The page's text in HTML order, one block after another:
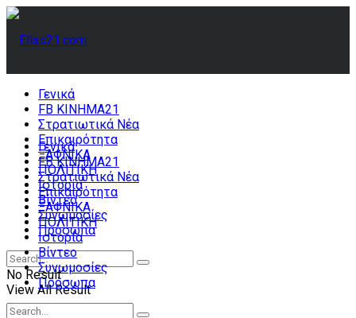
Γενικά
FB ΚΙΝΗΜΑ21
Στρατιωτικά Νέα
Επικαιρότητα
ΞΑΦΝΙΚΑ
ΠΟΛΙΤΙΚΗ
Ιστορία
Βίντεο
Συνωμοσίες
Πρόσωπα
No Result
View All Result
Γενικά
FB ΚΙΝΗΜΑ21
Στρατιωτικά Νέα
Επικαιρότητα
ΞΑΦΝΙΚΑ
ΠΟΛΙΤΙΚΗ
Ιστορία
Βίντεο
Συνωμοσίες
Πρόσωπα